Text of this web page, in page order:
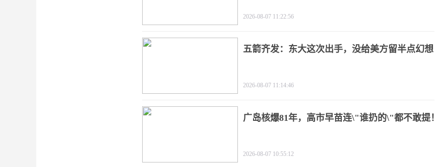
2026-08-07 11:22:56
五箭齐发：东大这次出手，没给美方留半点幻想
2026-08-07 11:14:46
广岛核爆81年，高市早苗连\"谁扔的\"都不敢提！
2026-08-07 10:55:12